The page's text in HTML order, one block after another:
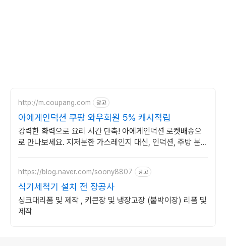
http://m.coupang.com 광고
아에게인덕션 쿠팡 와우회원 5% 캐시적립
강력한 화력으로 요리 시간 단축! 아에게인덕션 로켓배송으
로 만나보세요. 지저분한 가스레인지 대신, 인덕션, 주방 분위
https://blog.naver.com/soony8807 광고
식기세척기 설치 전 장공사
싱크대리폼 및 제작 , 키큰장 및 냉장고장 (붙박이장) 리폼 및
제작